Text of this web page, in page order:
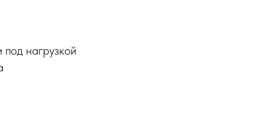
нагрузкой